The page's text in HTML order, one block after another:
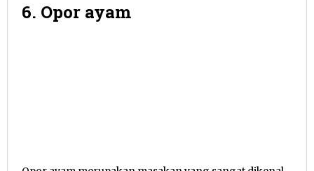
6. Opor ayam